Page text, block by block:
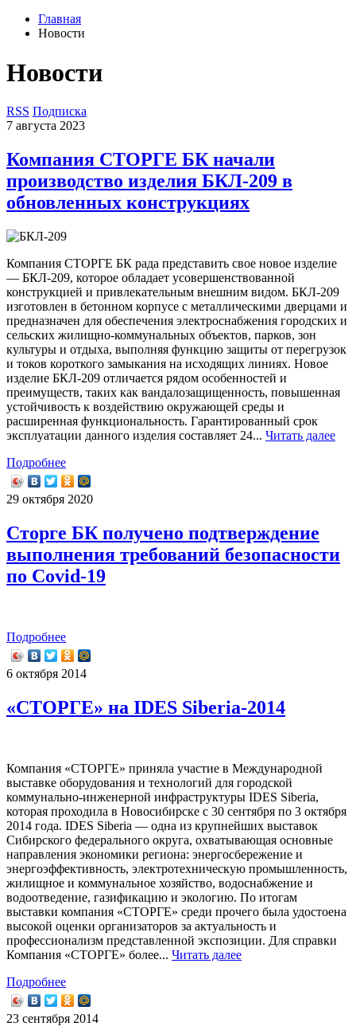
Главная
Новости
Новости
RSS Подписка
7 августа 2023
Компания СТОРГЕ БК начали
производство изделия БКЛ-209 в
обновленных конструкциях
Компания СТОРГЕ БК рада представить свое новое изделие
— БКЛ-209, которое обладает усовершенствованной
конструкцией и привлекательным внешним видом. БКЛ-209
изготовлен в бетонном корпусе с металлическими дверцами и
предназначен для обеспечения электроснабжения городских и
сельских жилищно-коммунальных объектов, парков, зон
культуры и отдыха, выполняя функцию защиты от перегрузок
и токов короткого замыкания на исходящих линиях. Новое
изделие БКЛ-209 отличается рядом особенностей и
преимуществ, таких как вандалозащищенность, повышенная
устойчивость к воздействию окружающей среды и
расширенная функциональность. Гарантированный срок
эксплуатации данного изделия составляет 24... Читать далее
Подробнее
29 октября 2020
Сторге БК получено подтверждение
выполнения требований безопасности
по Covid-19
Подробнее
6 октября 2014
«СТОРГЕ» на IDES Siberia-2014
Компания «СТОРГЕ» приняла участие в Международной
выставке оборудования и технологий для городской
коммунально-инженерной инфраструктуры IDES Siberia,
которая проходила в Новосибирске с 30 сентября по 3 октября
2014 года. IDES Siberia — одна из крупнейших выставок
Сибирского федерального округа, охватывающая основные
направления экономики региона: энергосбережение и
энергоэффективность, электротехническую промышленность,
жилищное и коммунальное хозяйство, водоснабжение и
водоотведение, газификацию и экологию. По итогам
выставки компания «СТОРГЕ» среди прочего была удостоена
высокой оценки организаторов за актуальность и
профессионализм представленной экспозиции. Для справки
Компания «СТОРГЕ» более... Читать далее
Подробнее
23 сентября 2014